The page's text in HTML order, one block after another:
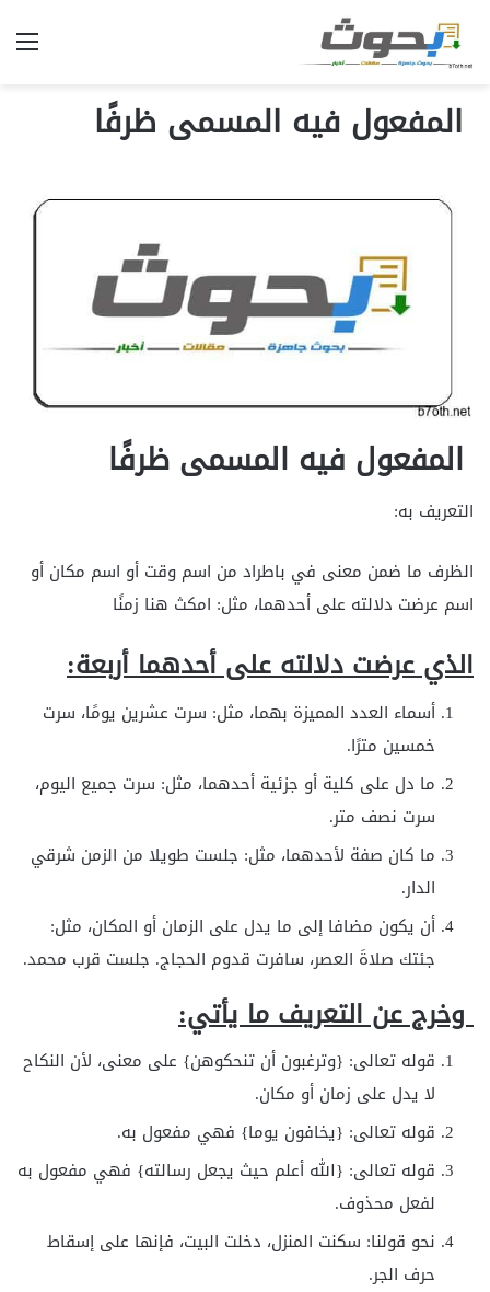
المفعول فيه المسمى ظرفًا
المفعول فيه المسمى ظرفًا
التعريف به:
الظرف ما ضمن معنى في باطراد من اسم وقت أو اسم مكان أو
اسم عرضت دلالته على أحدهما، مثل: امكث هنا زمنًا
الذي عرضت دلالته على أحدهما أربعة:
أسماء العدد المميزة بهما، مثل: سرت عشرين يومًا، سرت
خمسين مترًا.
ما دل على كلية أو جزئية أحدهما، مثل: سرت جميع اليوم،
سرت نصف متر.
ما كان صفة لأحدهما، مثل: جلست طويلا من الزمن شرقي
الدار.
أن يكون مضافا إلى ما يدل على الزمان أو المكان، مثل:
جئتك صلاةَ العصر، سافرت قدوم الحجاج. جلست قرب محمد.
وخرج عن التعريف ما يأتي:
قوله تعالى: {وترغبون أن تنحكوهن} على معنى، لأن النكاح
لا يدل على زمان أو مكان.
قوله تعالى: {يخافون يوما} فهي مفعول به.
قوله تعالى: {الله أعلم حيث يجعل رسالته} فهي مفعول به
لفعل محذوف.
نحو قولنا: سكنت المنزل، دخلت البيت، فإنها على إسقاط
حرف الجر.